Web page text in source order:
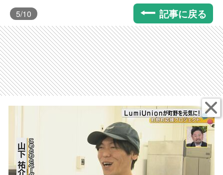
5/10 記事に戻る